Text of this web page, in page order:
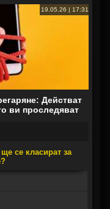
19.05.26 | 17:31
Действат
ви проследяват
се класират за